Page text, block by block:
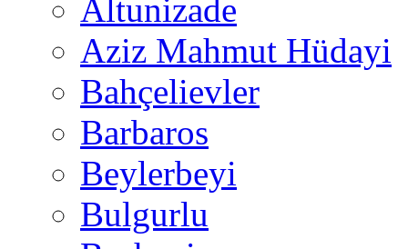
Altunizade
Aziz Mahmut Hüdayi
Bahçelievler
Barbaros
Beylerbeyi
Bulgurlu